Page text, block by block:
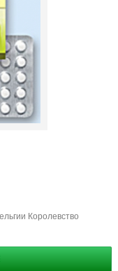
Королевство